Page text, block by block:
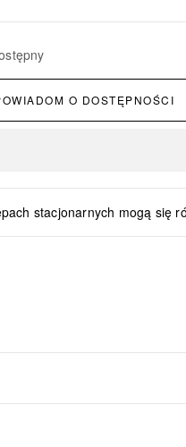
O DOSTĘPNOŚCI
stacjonarnych mogą się